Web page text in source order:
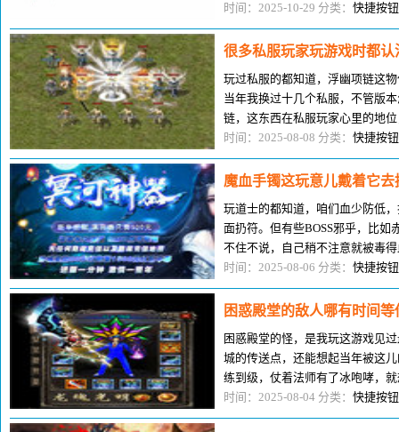
级魂玉用于升级魂玉系统，加全
时间：2025-10-29 分类： 快捷按钮
很多私服玩家玩游戏时都
玩过私服的都知道，浮幽项链这
当年我换过十几个私服，不管版
链，这东西在私服玩家心里的地
玩家更在意装备的即战力，浮幽
时间：2025-08-08 分类： 快捷按钮
魔血手镯这玩意儿戴着它
玩道士的都知道，咱们血少防低
面扔符。但有些BOSS邪乎，比如
不住不说，自己稍不注意就被毒
峡谷捡回来的宝贝。那天工会组
时间：2025-08-06 分类： 快捷按钮
困惑殿堂的敌人哪有时间等
困惑殿堂的怪，是我玩这游戏见
城的传送点，还能想起当年被这
练到级，仗着法师有了冰咆哮，
区喊了半天组队，没人搭理，心想
时间：2025-08-04 分类： 快捷按钮